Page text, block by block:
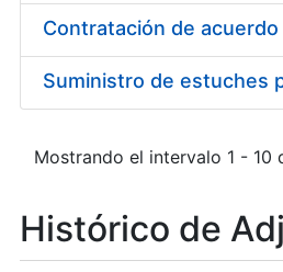
Suministro de estuches
Mostrando el intervalo 1 - 10
Histórico de